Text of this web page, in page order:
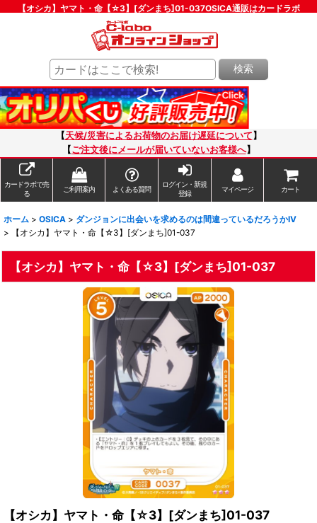
【オシカ】ヤマト・命【☆3】[ダンまち]01-037OSICA通販はカードラボ
検索
【天候/災害によるお荷物のお届け遅延について 】
【ご注文後にメールが届いていないお客様へ】
カードラボで売
る
ご利用案内 よくある質問
ログイン・新規
登録
マイページ カート
ホーム > OSICA > ダンジョンに出会いを求めるのは間違っているだろうかIV
>
【オシカ】ヤマト・命【☆3】[ダンまち]01-037
【オシカ】ヤマト・命【☆3】[ダンまち]01-037
【オシカ】ヤマト・命【☆3】[ダンまち]01-037